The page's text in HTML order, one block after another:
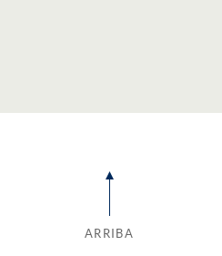
ARRIBA